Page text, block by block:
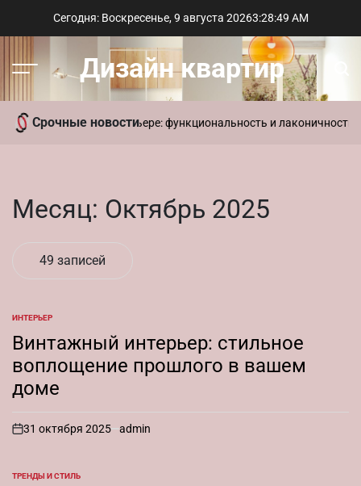
Сегодня: Воскресенье, 9 августа 20263:28:50 AM
Меню Дизайн квартир
Срочные новости
стиль в интерьере: функциональность и лаконичность
Месяц: Октябрь 2025
49 записей
ОПУБЛИКОВАНО
В
ИНТЕРЬЕР
Винтажный интерьер: стильное
воплощение прошлого в вашем
доме
on
31 октября 2025 admin
ОПУБЛИКОВАНО
ТРЕНДЫ И СТИЛЬ